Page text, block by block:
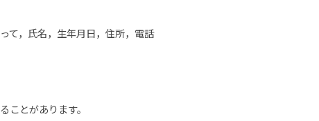
て，氏名，生年月日，住所，電話
とがあります。